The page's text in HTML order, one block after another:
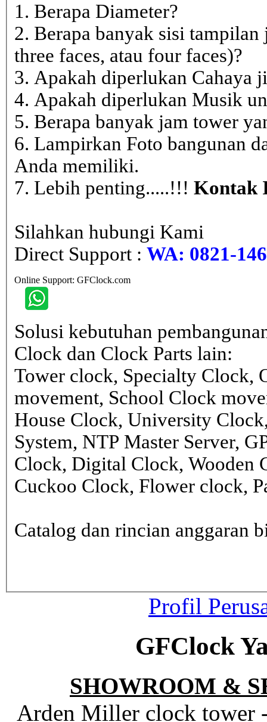
1. Berapa Diameter?
2. Berapa banyak sisi
three faces, atau four faces)?
3. Apakah diperlukan Cahaya
4. Apakah diperlukan Musik
5. Berapa banyak jam tower
6. Lampirkan Foto bangunan
Anda memiliki.
7. Lebih penting.....!!! Kontak
Silahkan hubungi Kami
Direct Support : WA: 0821-
Online Support: GFClock.com
Solusi kebutuhan
Clock dan Clock Parts lain:
Tower clock, Specialty Clock,
movement, School Clock
House Clock, University
System, NTP Master Server,
Clock, Digital Clock, Wooden
Cuckoo Clock, Flower clock,
Catalog dan rincian anggaran
Profil
GFClock
SHOWROOM &
Arden Miller clock tower